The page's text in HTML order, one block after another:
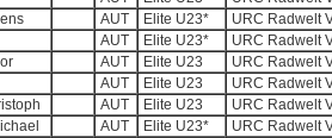
AUT Elite U23*
URC Radwelt
AUT Elite U23*
URC Radwelt
AUT Elite U23
URC Radwelt
AUT Elite U23
URC Radwelt
AUT Elite U23
URC Radwelt
AUT Elite U23*
URC Radwelt